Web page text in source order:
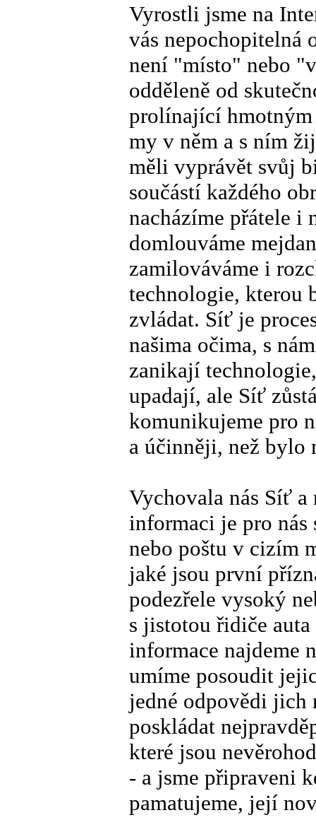
Vyrostli jsme na
vás nepochopitelná
není "místo" nebo
odděleně od
prolínající hmotným
my v něm a s ním
měli vyprávět svůj
součástí každého
nacházíme přátele i
domlouváme
zamilováváme i
technologie, kterou
zvládat. Síť je
našima očima, s
zanikají
upadají, ale Síť
komunikujeme pro
a účinněji, než bylo
Vychovala nás Síť
informaci je pro nás
nebo poštu v cizím
jaké jsou první
podezřele vysoký
s jistotou řidiče
informace najdeme
umíme posoudit
jedné odpovědi jich
poskládat
které jsou
- a jsme připraveni
pamatujeme, její